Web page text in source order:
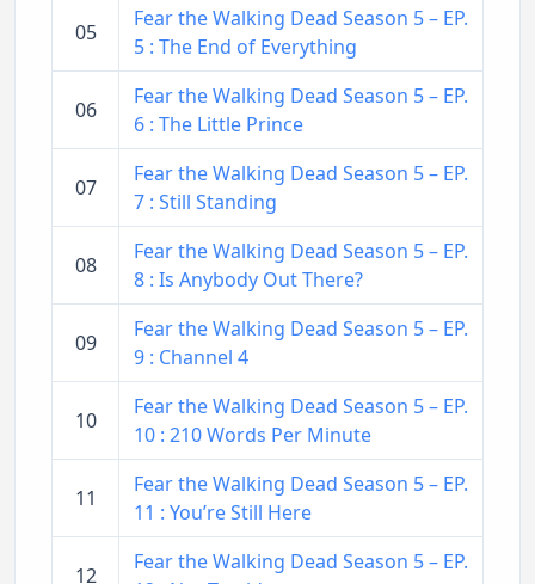
05
Fear the Walking Dead Season 5 – EP.
5 : The End of Everything
06
Fear the Walking Dead Season 5 – EP.
6 : The Little Prince
07
Fear the Walking Dead Season 5 – EP.
7 : Still Standing
08
Fear the Walking Dead Season 5 – EP.
8 : Is Anybody Out There?
09
Fear the Walking Dead Season 5 – EP.
9 : Channel 4
10
Fear the Walking Dead Season 5 – EP.
10 : 210 Words Per Minute
11
Fear the Walking Dead Season 5 – EP.
11 : You’re Still Here
12
Fear the Walking Dead Season 5 – EP.